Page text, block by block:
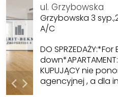
ul. Grzybowska
Grzybowska 3
A/C
DO
KUPUJĄCY nie
agencyjnej , a dla